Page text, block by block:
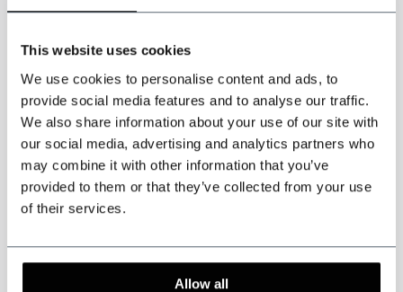
This website uses cookies
We use cookies to personalise content and ads, to
provide social media features and to analyse our traffic.
We also share information about your use of our site with
our social media, advertising and analytics partners who
may combine it with other information that you’ve
provided to them or that they’ve collected from your use
of their services.
Allow all
les mesures encentimètreset votre poids enkilogrammes.
tailles*
Attention : ce produit est fait à la main. Le délai de livraison est
généralement de 4 à 6 semaines.